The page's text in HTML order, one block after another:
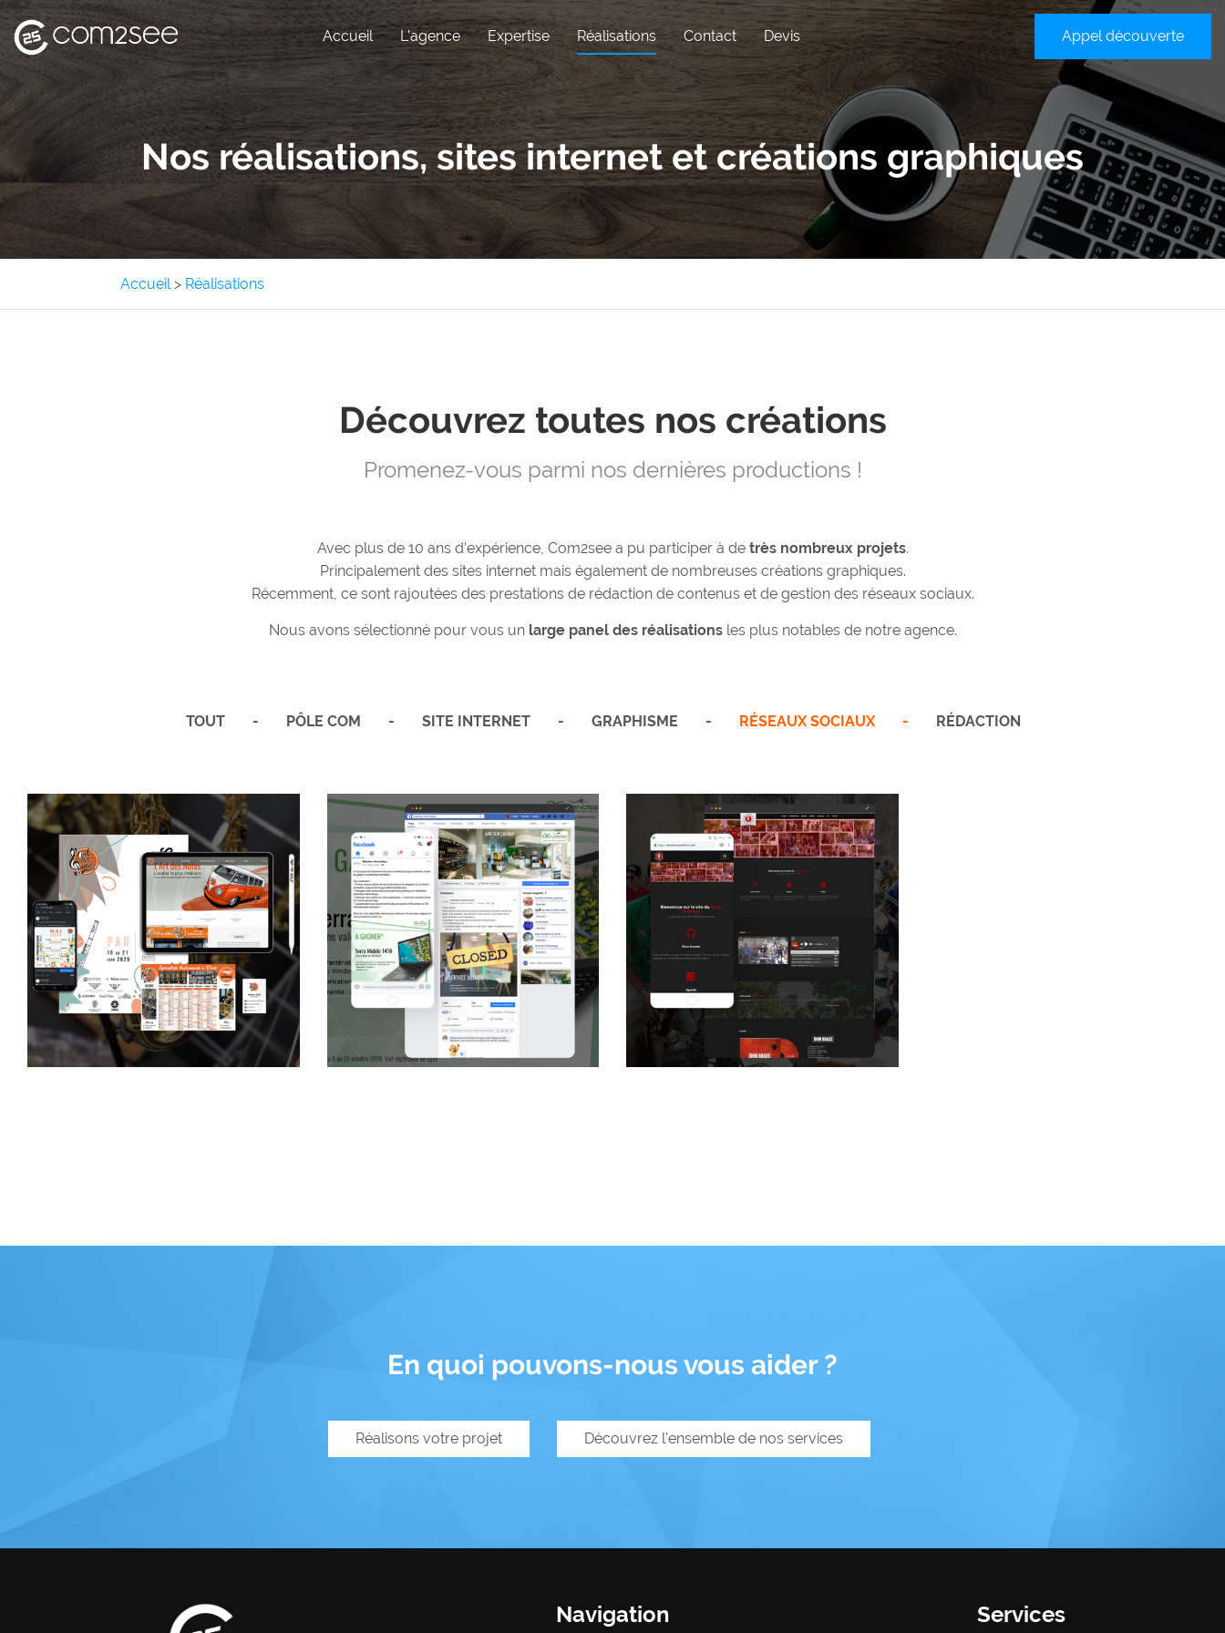
Accueil L’agence Expertise
Site internet
Site e-commerce
Application mobile
Pôle Com
Réseaux sociaux
Graphisme
Rédaction
Expérience utilisateur
Maintenance
WordPress
Sous-traitance
Réalisations Contact Devis Appel découverte
Nos réalisations, sites internet et créations graphiques
Accueil> Réalisations
Découvrez toutes nos créations
Promenez-vous parmi nos dernières productions !
Avec plus de 10 ans d’expérience, Com2see a pu participer à de très nombreux projets.
Principalement des sites internet mais également de nombreuses créations graphiques.
Récemment, ce sont rajoutées des prestations de rédaction de contenus et de gestion des réseaux sociaux.
Nous avons sélectionné pour vous un large panel des réalisationsles plus notables de notre agence.
TOUT PÔLE COM SITE INTERNET GRAPHISME RÉSEAUX SOCIAUX RÉDACTION
L'Art Des Notes
Service communication externalisé
A6landes informatique
Réseaux Sociaux
Visuels graphiques
Brass Délirium
Facebook
Visuels de communication
En quoi pouvons-nous vous aider ?
Réalisons votre projet Découvrez l'ensemble de nos services
Navigation Services